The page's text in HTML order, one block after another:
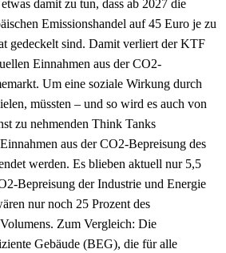
damit zu tun, dass ab 2027 die
Emissionshandel auf 45 Euro je zu
gedeckelt sind. Damit verliert der KTF
Einnahmen aus der CO2-
Um eine soziale Wirkung durch
müssten – und so wird es auch von
zu nehmenden Think Tanks
aus der CO2-Bepreisung des
werden. Es blieben aktuell nur 5,5
Bepreisung der Industrie und Energie
nur noch 25 Prozent des
Zum Vergleich: Die
Gebäude (BEG), die für alle